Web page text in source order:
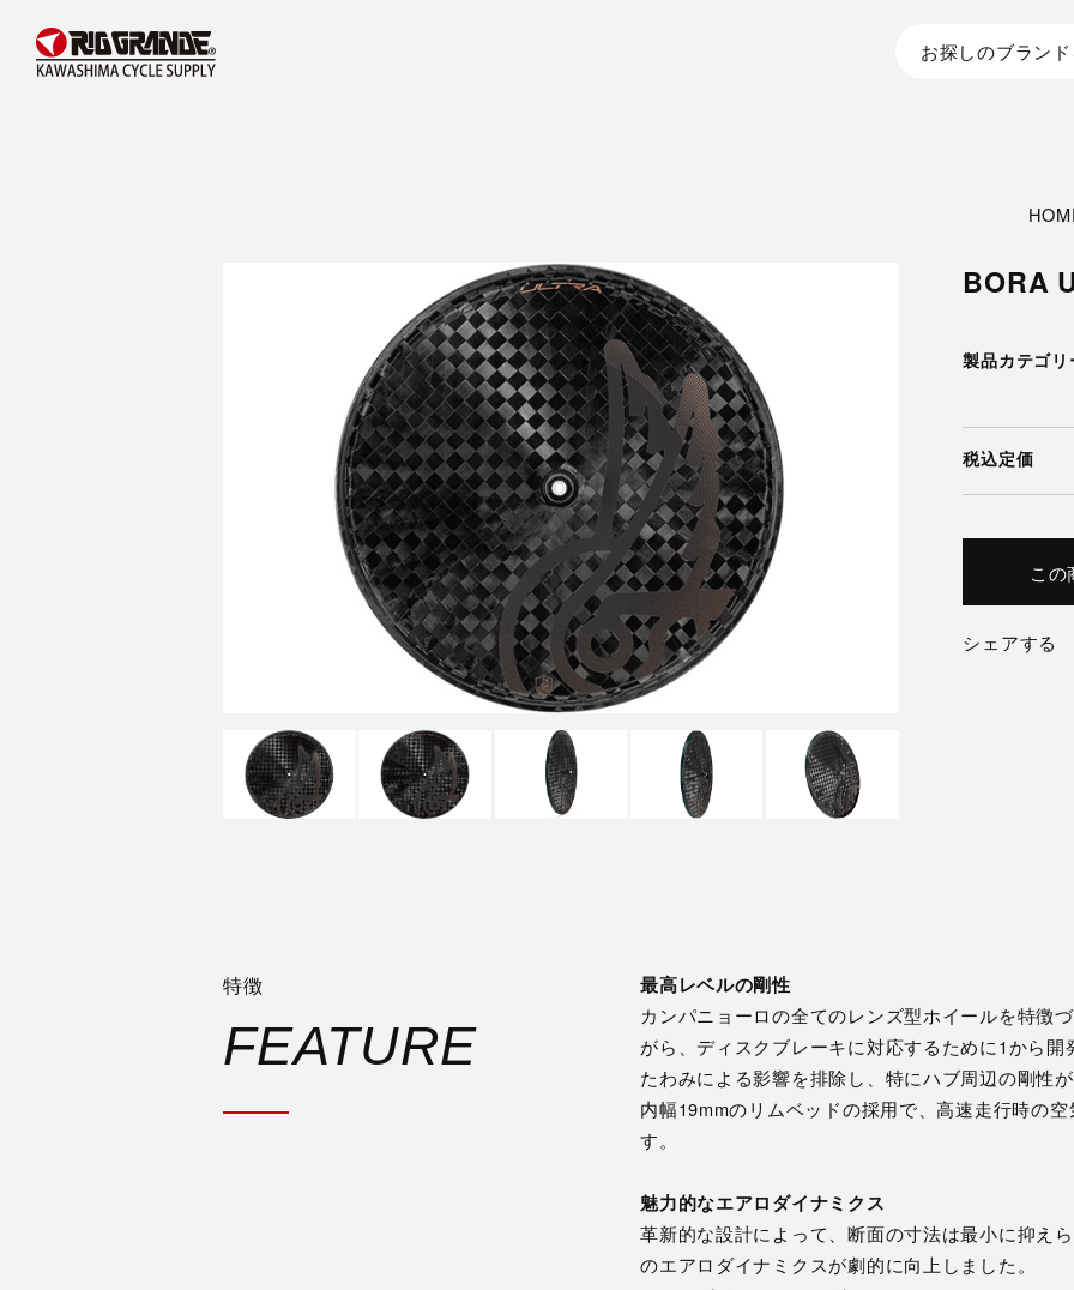
お探しのブラン
BORA
製品カテゴリ
税込定価
こ
シェアする
特徴
FEATURE
最高レベルの剛性
カンパニョーロの全てのレンズ型ホイールを特徴
がら、ディスクブレーキに対応するために1から開
たわみによる影響を排除し、特にハブ周辺の剛性
内幅19mmのリムベッドの採用で、高速走行時の
す。
魅力的なエアロダイナミクス
革新的な設計によって、断面の寸法は最小に抑え
のエアロダイナミクスが劇的に向上しました。